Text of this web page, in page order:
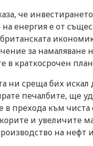
че
енергия е от
за намаляване
в краткосрочен
ни среща бих искал
печалбите, ще
в прехода към чиста
и увеличите
на нефт и